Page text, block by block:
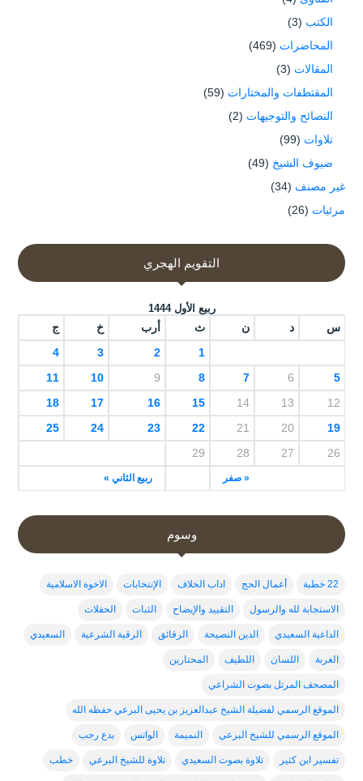
الكتب (3)
المحاضرات (469)
المقالات (3)
المقتطفات والمختارات (59)
النصائح والتوجيهات (2)
تلاوات (99)
ضيوف الشيخ (49)
غير مصنف (34)
مرئيات (26)
التقويم الهجري
ربيع الأول 1444
س د ن ث أرب خ ج
« صفر ربيع الثاني »
1
2
3
4
5
6
7
8
9
10
11
12
13
14
15
16
17
18
19
20
21
22
23
24
25
26
27
28
29
وسوم
22 خطبة أعمال الحج اداب الخلاف الإنتخابات الاخوة الاسلامية
الاستجابة لله والرسول التقييد والإيضاح الثبات الحفلات
الداعية السعيدي الدين النصيحة الرقائق الرقية الشرعية السعيدي
الغربة اللسان اللطيف المحتارين
المصحف المرتل بصوت الشراعي
الموقع الرسمي لفضيلة الشيخ عبدالعزيز بن يحيى البرعي حفظه الله
الموقع الرسمي للشيخ البرعي النميمة الواتس بدع رجب
تفسير ابن كثير تلاوة بصوت السعيدي تلاوة للشيخ البرعي خطب